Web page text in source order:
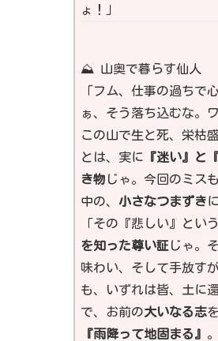
ょ！」
⛰️ 山奥で暮らす仙人
「フム、仕事の過ちで
ぁ、そう落ち込むな。
この山で生と死、栄枯
とは、実に 『迷い』と
き物 じゃ。今回のミス
中の、 小さなつまずき
「その『悲しい』とい
を知った尊い証じゃ。
味わい、そして手放す
も、いずれは皆、土に
で、お前の大いなる志
『雨降って地固まる』